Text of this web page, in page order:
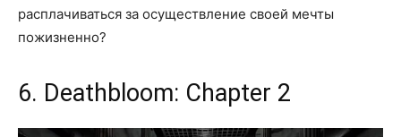
расплачиваться за осуществление своей мечты
пожизненно?
6. Deathbloom: Chapter 2